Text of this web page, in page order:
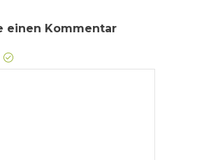
einen Kommentar